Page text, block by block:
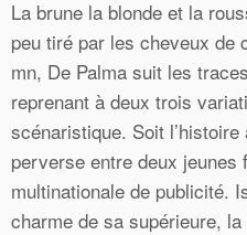
La brune la blonde et la
peu tiré par les cheveux de
mn, De Palma suit les
reprenant à deux trois
scénaristique. Soit l’histoire
perverse entre deux jeunes
multinationale de publicité.
charme de sa supérieure,